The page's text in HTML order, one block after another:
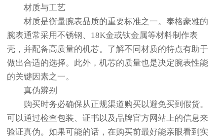
材质与工艺
材质是衡量腕表品质的重要标准之一。泰格豪雅的
腕表通常采用不锈钢、18K金或钛金属等材料制作表
壳，并配备高质量的机芯。了解不同材质的特点有助于
做出合适的选择。此外，机芯的质量也是决定腕表性能
的关键因素之一。
真伪辨别
购买时务必确保从正规渠道购买以避免买到假货。
可以通过检查包装、证书以及品牌官方网站上的信息来
验证真伪。如果可能的话，在购买前最好能亲眼看到实